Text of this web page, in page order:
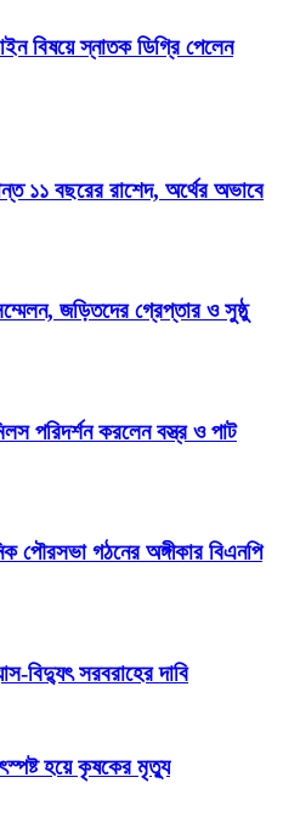
বিষয়ে স্নাতক ডিগ্রি পেলেন
১১ বছরের রাশেদ, অর্থের অভাবে
জড়িতদের গ্রেপ্তার ও সুষ্ঠু
পরিদর্শন করলেন বস্ত্র ও পাট
পৌরসভা গঠনের অঙ্গীকার বিএনপি
বিদ্যুৎ সরবরাহের দাবি
হয়ে কৃষকের মৃত্যু